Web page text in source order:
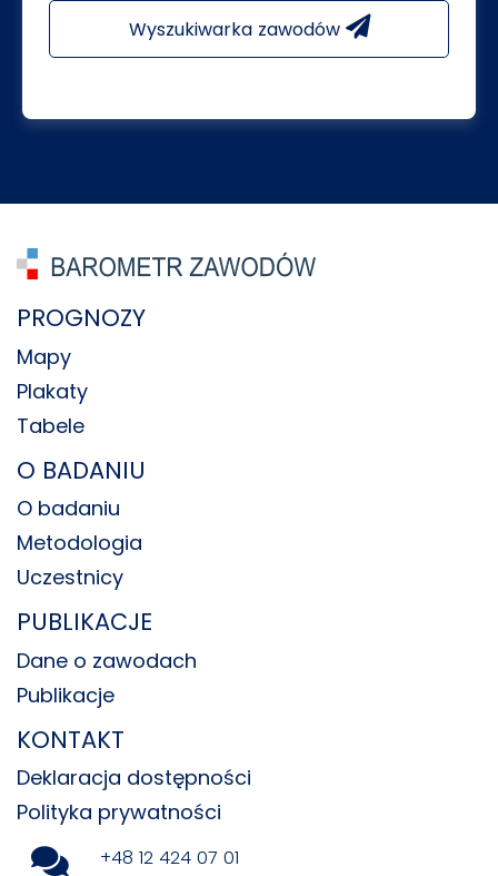
Wyszukiwarka zawodów
PROGNOZY
Mapy
Plakaty
Tabele
O BADANIU
O badaniu
Metodologia
Uczestnicy
PUBLIKACJE
Dane o zawodach
Publikacje
KONTAKT
Deklaracja dostępności
Polityka prywatności
+48 12 424 07 01